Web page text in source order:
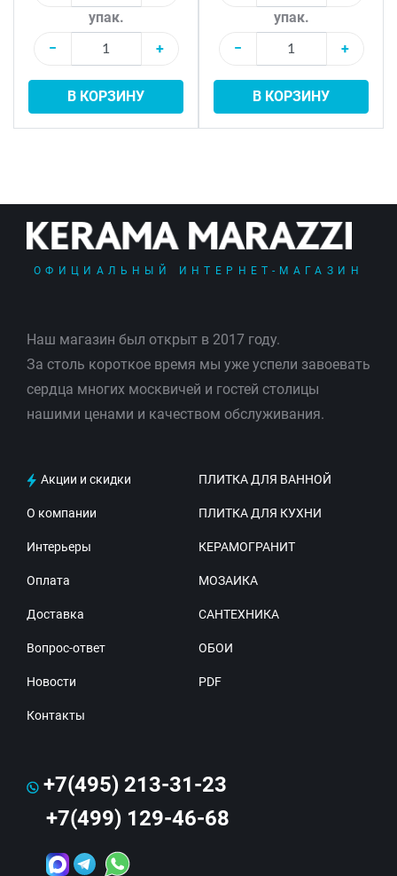
упак.
−
+
В КОРЗИНУ
упак.
−
+
В КОРЗИНУ
ОФИЦИАЛЬНЫЙ ИНТЕРНЕТ-МАГАЗИН
Наш магазин был открыт в 2017 году.
За столь короткое время мы уже успели завоевать
сердца многих москвичей и гостей столицы
нашими ценами и качеством обслуживания.
Акции и скидки
О компании
Интерьеры
Оплата
Доставка
Вопрос-ответ
Новости
Контакты
ПЛИТКА ДЛЯ ВАННОЙ
ПЛИТКА ДЛЯ КУХНИ
КЕРАМОГРАНИТ
МОЗАИКА
САНТЕХНИКА
ОБОИ
PDF
+7(495) 213-31-23
+7(499) 129-46-68